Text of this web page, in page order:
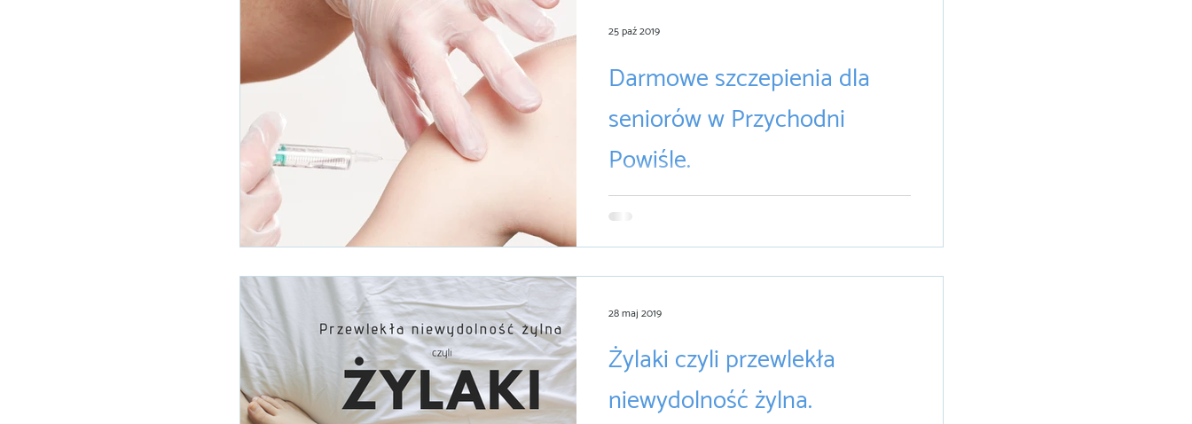
Darmowe szczepienia dla
seniorów w Przychodni
Powiśle.
Darmowe szczepienia na grypę w Przychodni
Powiśle. Przychodnia Powiśle bierze udział w
programie "Warszawa dla seniorów", która daje...
25 paź 2019
Żylaki czyli przewlekła
niewydolność żylna.
28 maj 2019